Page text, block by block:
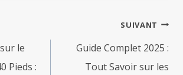
le
Pieds :
SUIVANT
Guide Complet 2025 :
Tout Savoir sur les